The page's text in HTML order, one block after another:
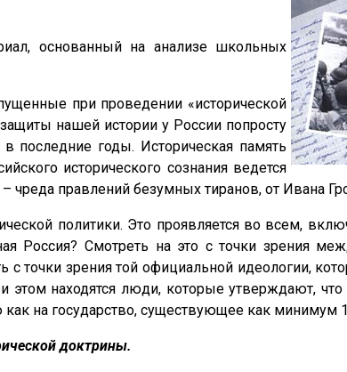
основанный на анализе школьных
при проведении «исторической
нашей истории у России попросту
последние годы. Историческая память
исторического сознания ведется
чреда правлений безумных тиранов, от Ивана
политики. Это проявляется во всем,
Россия? Смотреть на это с точки зрения
точки зрения той официальной идеологии,
находятся люди, которые утверждают,
на государство, существующее как минимум
доктрины.